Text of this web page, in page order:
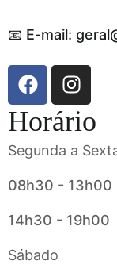
📧 E-mail:
Horário
Segunda a
08h30 - 13h00
14h30 - 19h00
Sábado